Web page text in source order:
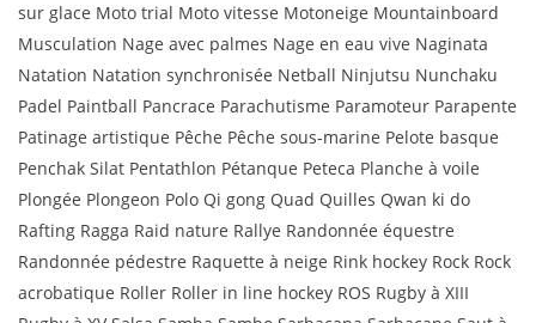
sur glace Moto trial Moto vitesse Motoneige Mountainboard
Musculation Nage avec palmes Nage en eau vive Naginata
Natation Natation synchronisée Netball Ninjutsu Nunchaku
Padel Paintball Pancrace Parachutisme Paramoteur Parapente
Patinage artistique Pêche Pêche sous-marine Pelote basque
Penchak Silat Pentathlon Pétanque Peteca Planche à voile
Plongée Plongeon Polo Qi gong Quad Quilles Qwan ki do
Rafting Ragga Raid nature Rallye Randonnée équestre
Randonnée pédestre Raquette à neige Rink hockey Rock Rock
acrobatique Roller Roller in line hockey ROS Rugby à XIII